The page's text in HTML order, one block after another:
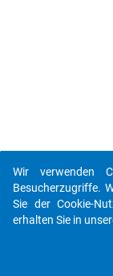
Wir verwenden
Besucherzugriffe.
Sie der Cookie-
erhalten Sie in